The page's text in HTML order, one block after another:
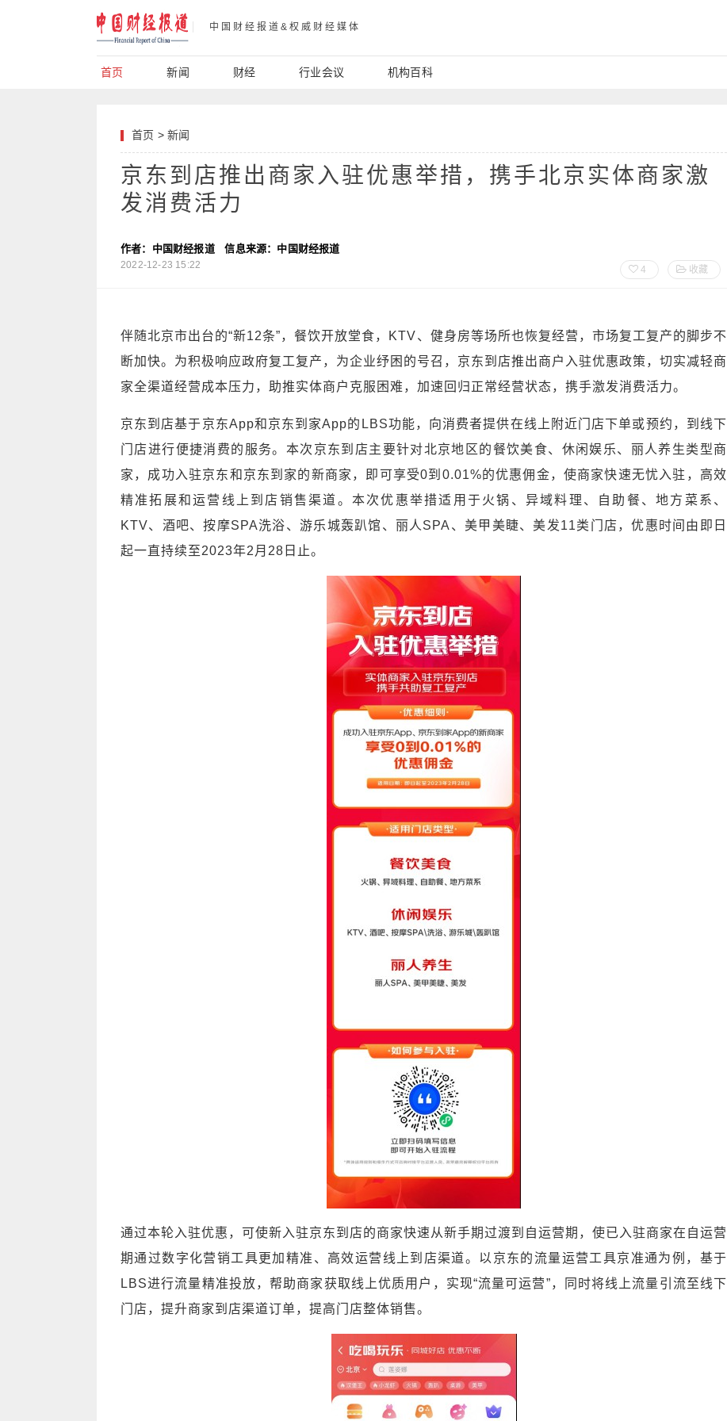
中国财经报道&权威财经媒体
首页 新闻 财经 行业会议 机构百科
首页 >新闻
京东到店推出商家入驻优惠举措，携手北京实体商家激
发消费活力
作者：中国财经报道 信息来源：中国财经报道
2022-12-23 15:22 4 收藏
伴随北京市出台的“新12条”，餐饮开放堂食，KTV、健身房等场所也恢复经营，市场复工复产的脚步不
断加快。为积极响应政府复工复产，为企业纾困的号召，京东到店推出商户入驻优惠政策，切实减轻商
家全渠道经营成本压力，助推实体商户克服困难，加速回归正常经营状态，携手激发消费活力。
京东到店基于京东App和京东到家App的LBS功能，向消费者提供在线上附近门店下单或预约，到线下
门店进行便捷消费的服务。本次京东到店主要针对北京地区的餐饮美食、休闲娱乐、丽人养生类型商
家，成功入驻京东和京东到家的新商家，即可享受0到0.01%的优惠佣金，使商家快速无忧入驻，高效
精准拓展和运营线上到店销售渠道。本次优惠举措适用于火锅、异域料理、自助餐、地方菜系、
KTV、酒吧、按摩SPA洗浴、游乐城轰趴馆、丽人SPA、美甲美睫、美发11类门店，优惠时间由即日
起一直持续至2023年2月28日止。
通过本轮入驻优惠，可使新入驻京东到店的商家快速从新手期过渡到自运营期，使已入驻商家在自运营
期通过数字化营销工具更加精准、高效运营线上到店渠道。以京东的流量运营工具京准通为例，基于
LBS进行流量精准投放，帮助商家获取线上优质用户，实现“流量可运营”，同时将线上流量引流至线下
门店，提升商家到店渠道订单，提高门店整体销售。